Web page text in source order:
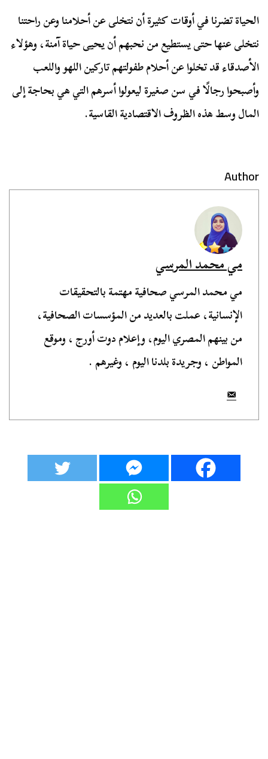
الحياة تضرنا في أوقات كثيرة أن نتخلى عن أحلامنا وعن راحتنا
نتخلى عنها حتى يستطيع من نحبهم أن يحيى حياة آمنة، وهؤلاء
الأصدقاء قد تخلوا عن أحلام طفولتهم تاركين اللهو واللعب
وأصبحوا رجالًا في سن صغيرة ليعولوا أسرهم التي هي بحاجة إلى
المال وسط هذه الظروف الاقتصادية القاسية.
Author
مي محمد المرسي
مي محمد المرسي صحافية مهتمة بالتحقيقات
الإنسانية، عملت بالعديد من المؤسسات الصحافية،
من بينهم المصري اليوم، وإعلام دوت أورج ، وموقع
المواطن ، وجريدة بلدنا اليوم ، وغيرهم .